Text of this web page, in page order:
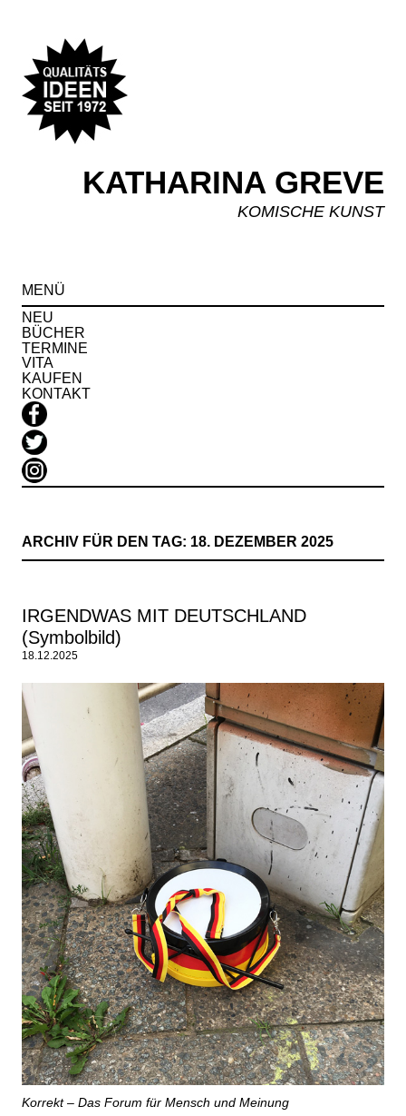
KATHARINA GREVE
KOMISCHE KUNST
MENÜ
NEU
BÜCHER
TERMINE
VITA
KAUFEN
KONTAKT
ARCHIV FÜR DEN TAG: 18. DEZEMBER 2025
IRGENDWAS MIT DEUTSCHLAND
(Symbolbild)
18.12.2025
Korrekt – Das Forum für Mensch und Meinung